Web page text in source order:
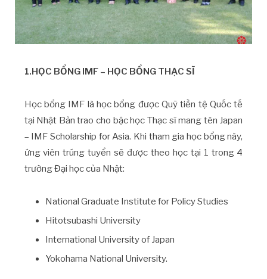
1.HỌC BỔNG IMF – HỌC BỔNG THẠC SĨ
Học bổng IMF là học bổng được Quỹ tiền tệ Quốc tế
tại Nhật Bản trao cho bậc học Thạc sĩ mang tên Japan
– IMF Scholarship for Asia. Khi tham gia học bổng này,
ứng viên trúng tuyển sẽ được theo học tại 1 trong 4
trường Đại học của Nhật:
National Graduate Institute for Policy Studies
Hitotsubashi University
International University of Japan
Yokohama National University.